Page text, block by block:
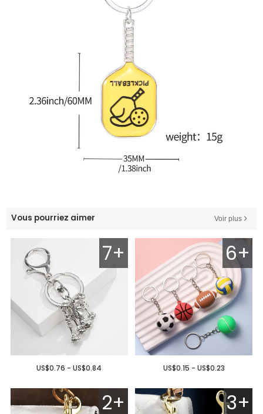
Vous pourriez aimer Voir plus
7+
US$0.76 - US$0.84
6+
US$0.15 - US$0.23
2+ 3+